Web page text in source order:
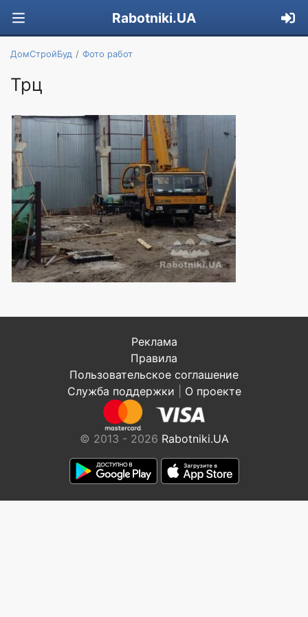
Rabotniki.UA
ДомСтройБуд Фото работ
Трц
Реклама
Правила
Пользовательское соглашение
Служба поддержки
О проекте
© 2013 - 2026 Rabotniki.UA